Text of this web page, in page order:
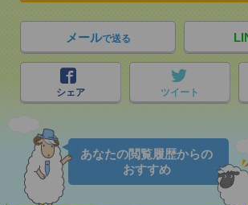
メールで送る
シェア ツイート
あなたの閲覧履歴からの
おすすめ